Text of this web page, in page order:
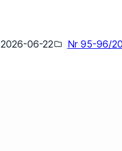
2026-06-22 Nr 95-96/